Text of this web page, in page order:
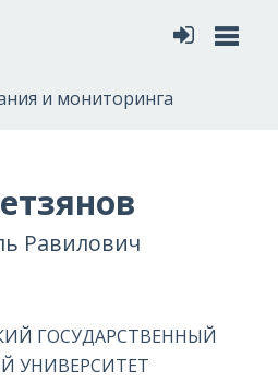
и мониторинга
Равилович
ГОСУДАРСТВЕННЫЙ
УНИВЕРСИТЕТ